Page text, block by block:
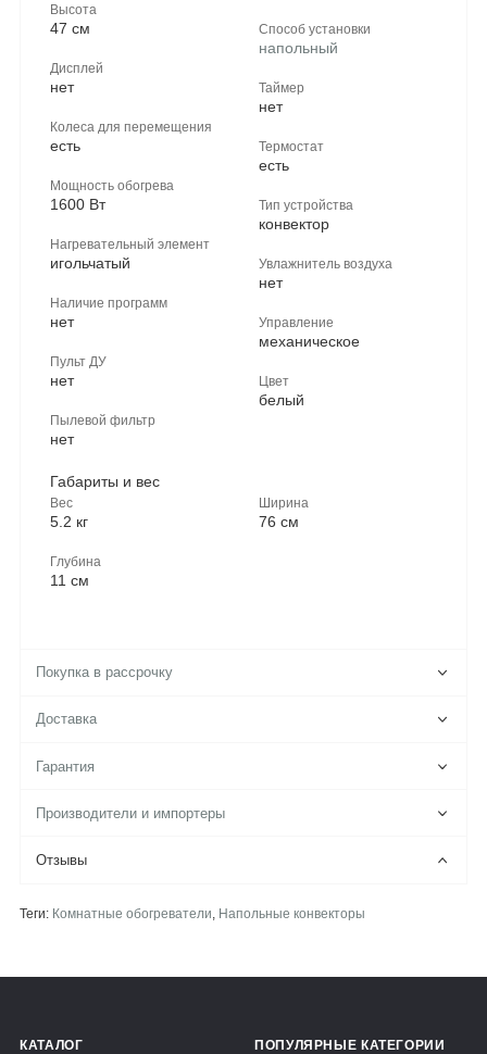
Высота
47 см
Дисплей
нет
Колеса для перемещения
есть
Мощность обогрева
1600 Вт
Нагревательный элемент
игольчатый
Наличие программ
нет
Пульт ДУ
нет
Пылевой фильтр
нет
Способ установки
напольный
Таймер
нет
Термостат
есть
Тип устройства
конвектор
Увлажнитель воздуха
нет
Управление
механическое
Цвет
белый
Габариты и вес
Вес
5.2 кг
Глубина
11 см
Ширина
76 см
Покупка в рассрочку
Доставка
Гарантия
Производители и импортеры
Отзывы
Теги: Комнатные обогреватели Напольные конвекторы
КАТАЛОГ ПОПУЛЯРНЫЕ КАТЕГОРИИ